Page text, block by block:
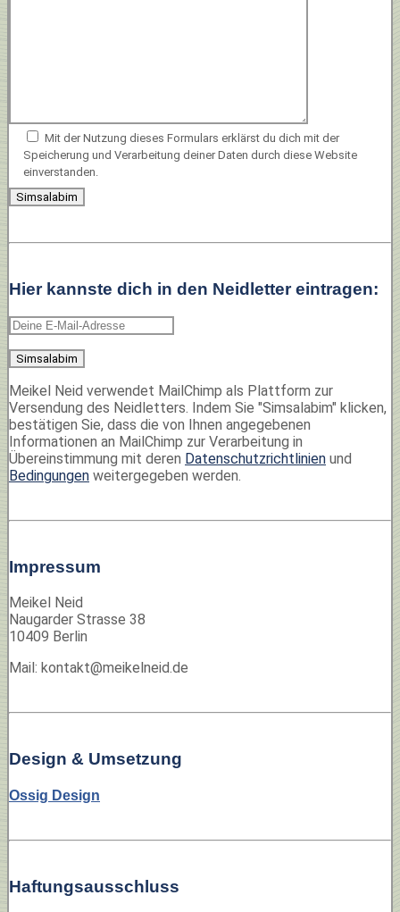
Mit der Nutzung dieses Formulars erklärst du dich mit der
Speicherung und Verarbeitung deiner Daten durch diese Website
einverstanden.
Hier kannste dich in den Neidletter eintragen:
Meikel Neid verwendet MailChimp als Plattform zur
Versendung des Neidletters. Indem Sie "Simsalabim" klicken,
bestätigen Sie, dass die von Ihnen angegebenen
Informationen an MailChimp zur Verarbeitung in
Übereinstimmung mit deren Datenschutzrichtlinien und
Bedingungen weitergegeben werden.
Impressum
Meikel Neid
Naugarder Strasse 38
10409 Berlin
Mail: kontakt@meikelneid.de
Design & Umsetzung
Ossig Design
Haftungsausschluss